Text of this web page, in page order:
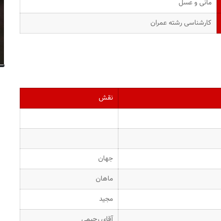
مانی و عسل
کارشناسی رشته عمران
نقش
جهان
ماهان
مجید